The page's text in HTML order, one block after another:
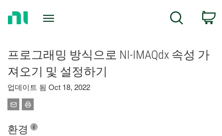
Search
프로그래밍 방식으로 NI-IMAQdx 속성 가
져오기 및 설정하기
업데이트 됨 Oct 18, 2022
환경